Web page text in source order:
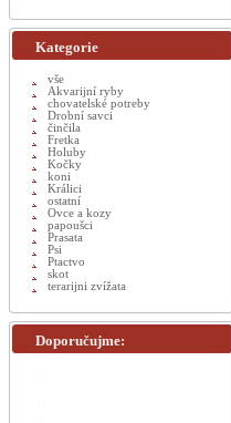
Kategorie
vše
Akvarijní ryby
chovatelské potreby
Drobní savci
činčila
Fretka
Holuby
Kočky
koni
Králici
ostatní
Ovce a kozy
papoušci
Prasata
Psi
Ptactvo
skot
terarijni zvížata
Doporučujme: